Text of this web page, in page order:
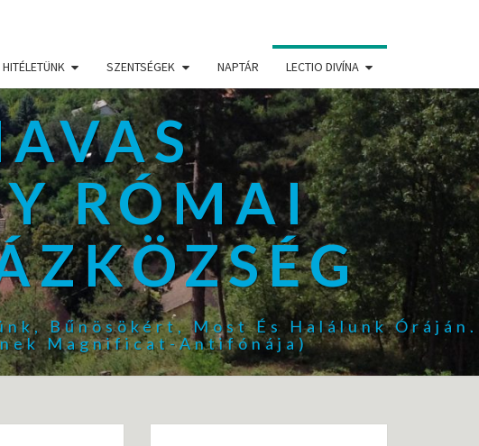
HITÉLETÜNK SZENTSÉGEK NAPTÁR LECTIO DIVÍNA
RÓMAI
Bűnösökért, Most És Halálunk Óráján.
Magnificat-Antifónája)